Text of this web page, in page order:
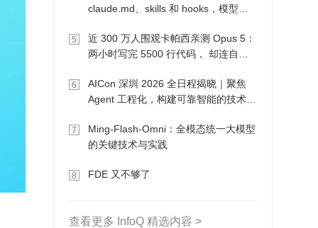
claude.md、skills 和 hooks，模型自
5
近 300 万人围观卡帕西亲测 Opus 5：
两小时写完 5500 行代码， 却连自己
6
AICon 深圳 2026 全日程揭晓｜聚焦
Agent 工程化，构建可靠智能的技术路
7
Ming-Flash-Omni：全模态统一大模型
的关键技术与实践
8 FDE 又不够了
查看更多 InfoQ 精选内容 >